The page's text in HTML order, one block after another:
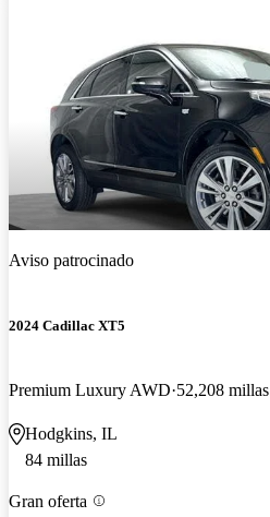
Aviso patrocinado
2024 Cadillac XT5
Premium Luxury AWD 52,208 millas
Hodgkins, IL
84 millas
Gran oferta